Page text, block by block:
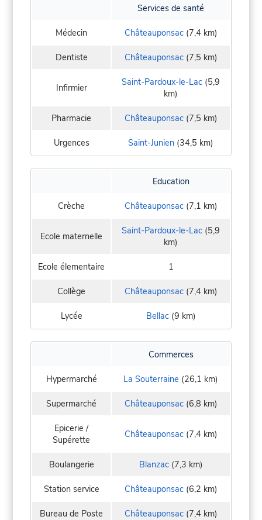
Services de santé
Médecin Châteauponsac(7,4 km)
Dentiste Châteauponsac(7,5 km)
Infirmier Saint-Pardoux-le-Lac (5,9
km)
Pharmacie Châteauponsac(7,5 km)
Urgences Saint-Junien (34,5 km)
Education
Crèche Châteauponsac(7,1 km)
Ecole maternelle Saint-Pardoux-le-Lac (5,9
km)
Ecole élementaire 1
Collège Châteauponsac(7,4 km)
Lycée Bellac(9 km)
Commerces
Hypermarché La Souterraine (26,1 km)
Supermarché Châteauponsac(6,8 km)
Epicerie /
Supérette
Châteauponsac(7,4 km)
Boulangerie Blanzac(7,3 km)
Station service Châteauponsac(6,2 km)
Bureau de Poste Châteauponsac(7,4 km)